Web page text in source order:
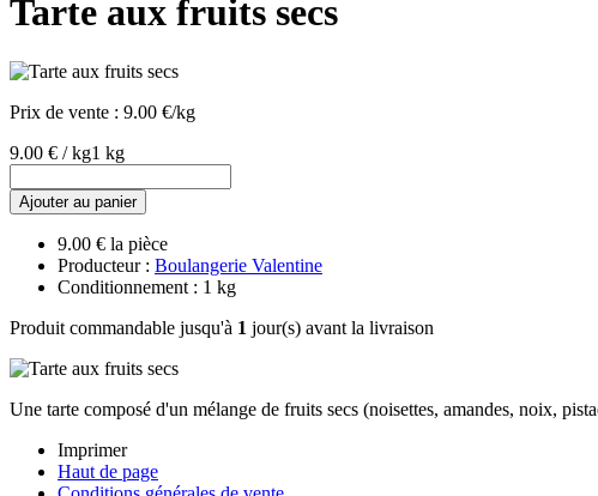
Tarte aux fruits secs
Prix de vente : 9.00 €/kg
9.00 € / kg1 kg
Ajouter au panier
9.00 € la pièce
Producteur : Boulangerie Valentine
Conditionnement : 1 kg
Produit commandable jusqu'à 1 jour(s) avant la livraison
Une tarte composé d'un mélange de fruits secs (noisettes, amandes, noix,
Imprimer
Haut de page